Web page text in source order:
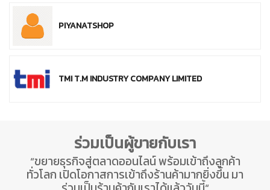
PIYANATSHOP
TMI T.M INDUSTRY COMPANY LIMITED
ร่วมเป็นผู้ขายกับเรา
“ขยายธุรกิจสู่ตลาดออนไลน์ พร้อมเข้าถึงลูกค้า
ทั่วโลก เปิดโอกาสการเข้าถึงร้านค้ามากยิ่งขึ้น มา